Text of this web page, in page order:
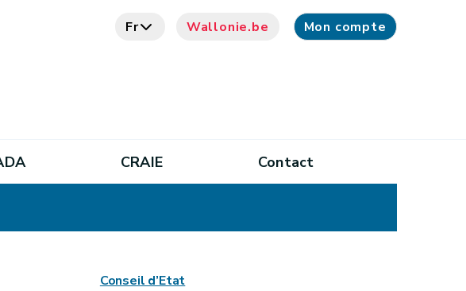
Fr Wallonie.be Mon compte
CRAIE Contact
Conseil d’Etat